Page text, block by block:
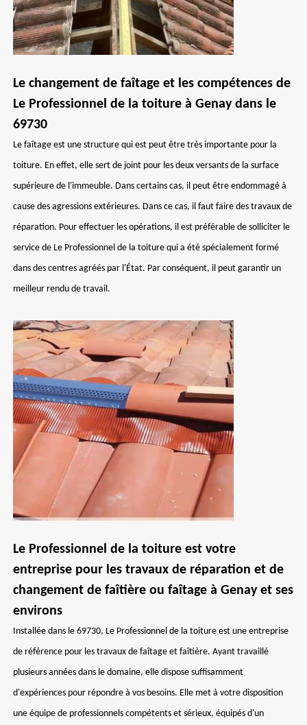
Le changement de faîtage et les compétences de
Le Professionnel de la toiture à Genay dans le
69730
Le faîtage est une structure qui est peut être très importante pour la
toiture. En effet, elle sert de joint pour les deux versants de la surface
supérieure de l'immeuble. Dans certains cas, il peut être endommagé à
cause des agressions extérieures. Dans ce cas, il faut faire des travaux de
réparation. Pour effectuer les opérations, il est préférable de solliciter le
service de Le Professionnel de la toiture qui a été spécialement formé
dans des centres agréés par l'État. Par conséquent, il peut garantir un
meilleur rendu de travail.
Le Professionnel de la toiture est votre
entreprise pour les travaux de réparation et de
changement de faîtière ou faîtage à Genay et ses
environs
Installée dans le 69730, Le Professionnel de la toiture est une entreprise
de référence pour les travaux de faîtage et faîtière. Ayant travaillé
plusieurs années dans le domaine, elle dispose suffisamment
d'expériences pour répondre à vos besoins. Elle met à votre disposition
une équipe de professionnels compétents et sérieux, équipés d'un